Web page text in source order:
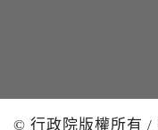
© 行政院版權所有 /